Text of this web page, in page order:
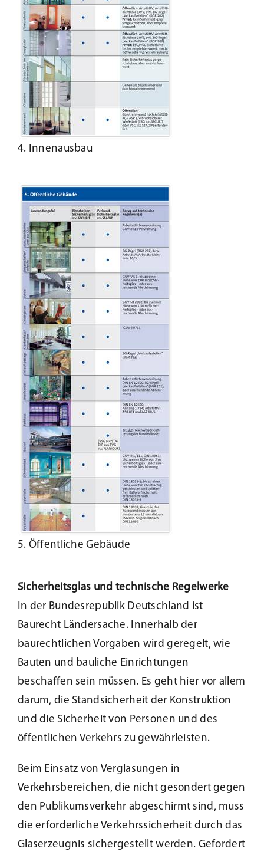
4. Innenausbau
5. Öffentliche Gebäude
Sicherheitsglas und technische Regelwerke
In der Bundesrepublik Deutschland ist
Baurecht Ländersache. Innerhalb der
baurechtlichen Vorgaben wird geregelt, wie
Bauten und bauliche Einrichtungen
beschaffen sein müssen. Es geht hier vor allem
darum, die Standsicherheit der Konstruktion
und die Sicherheit von Personen und des
öffentlichen Verkehrs zu gewährleisten.
Beim Einsatz von Verglasungen in
Verkehrsbereichen, die nicht gesondert gegen
den Publikumsverkehr abgeschirmt sind, muss
die erforderliche Verkehrssicherheit durch das
Glaserzeugnis sichergestellt werden. Gefordert